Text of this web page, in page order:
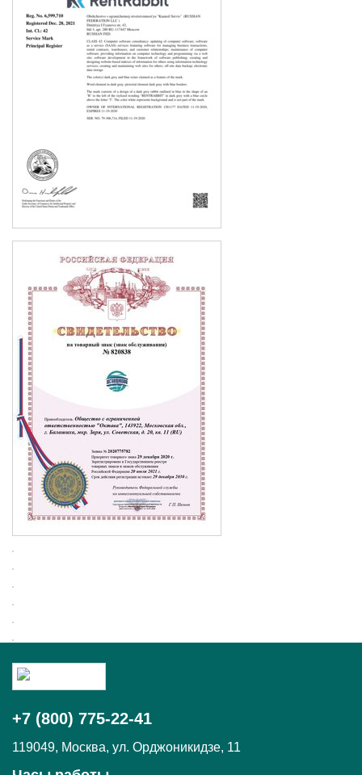
+7 (800) 775-22-41
119049, Москва, ул. Орджоникидзе, 11